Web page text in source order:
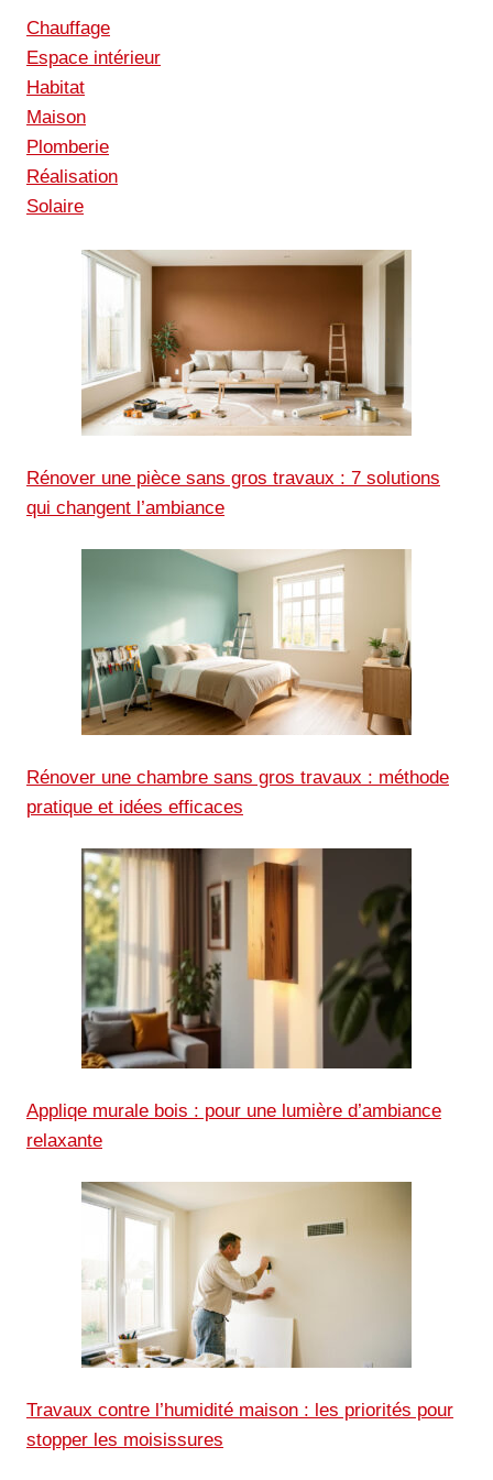
Chauffage
Espace intérieur
Habitat
Maison
Plomberie
Réalisation
Solaire
Rénover une pièce sans gros travaux : 7 solutions
qui changent l’ambiance
Rénover une chambre sans gros travaux : méthode
pratique et idées efficaces
Appliqe murale bois : pour une lumière d’ambiance
relaxante
Travaux contre l’humidité maison : les priorités pour
stopper les moisissures